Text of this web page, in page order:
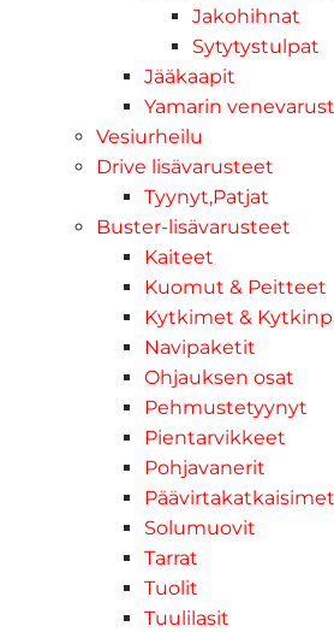
Jakohihnat
Sytytystulpat
Jääkaapit
Yamarin
Vesiurheilu
Drive lisävarusteet
Tyynyt,Patjat
Buster-lisävarusteet
Kaiteet
Kuomut & Peitteet
Kytkimet &
Navipaketit
Ohjauksen osat
Pehmustetyynyt
Pientarvikkeet
Pohjavanerit
Solumuovit
Tarrat
Tuolit
Tuulilasit